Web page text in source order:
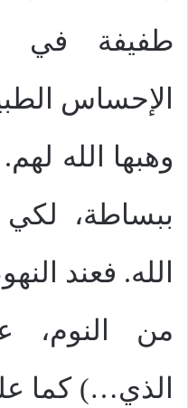
طفيفة في
الإحساس
وهبها الله
ببساطة، لكي
الله. فعند
من النوم،
الذي…) كما